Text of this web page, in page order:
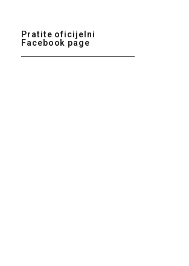
Pratite oficijelni
Facebook page